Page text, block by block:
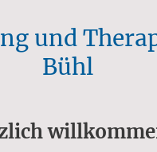
und
Bühl